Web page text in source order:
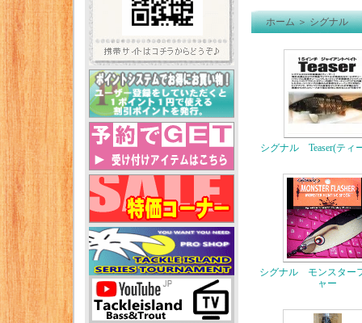
ホーム＞シグナル
シグナル Teaser(ティ
シグナル モンスター
ャー